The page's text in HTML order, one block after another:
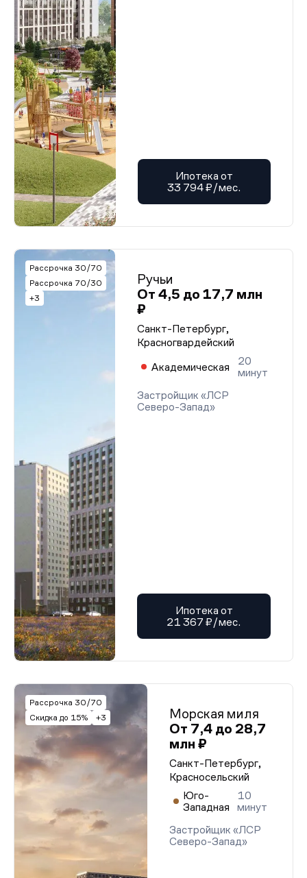
Ипотека от
33 794 ₽/мес.
Рассрочка 30/70
Рассрочка 70/30
+3
Ручьи
От 4,5 до 17,7 млн
₽
Санкт-Петербург,
Красногвардейский
Академическая
20
минут
Застройщик «ЛСР
Северо-Запад»
Ипотека от
21 367 ₽/мес.
Рассрочка 30/70
Скидка до 15%
+3
Морская миля
От 7,4 до 28,7
млн ₽
Санкт-Петербург,
Красносельский
Юго-
Западная
10
минут
Застройщик «ЛСР
Северо-Запад»